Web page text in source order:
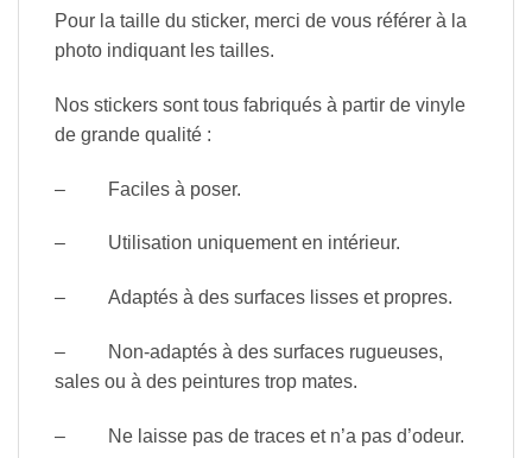
Pour la taille du sticker, merci de vous référer à la
photo indiquant les tailles.
Nos stickers sont tous fabriqués à partir de vinyle
de grande qualité :
– Faciles à poser.
– Utilisation uniquement en intérieur.
– Adaptés à des surfaces lisses et propres.
– Non-adaptés à des surfaces rugueuses,
sales ou à des peintures trop mates.
– Ne laisse pas de traces et n’a pas d’odeur.